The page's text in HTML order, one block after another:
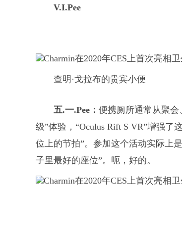
V.I.Pee
查明·戈拉布的贵宾小便
五.一.Pee： 便携厕所通常从聚会
级”体验，“Oculus Rift S VR”增强
位上的节拍”。参加这个活动实际上
子里最好的座位”。呃，好的。